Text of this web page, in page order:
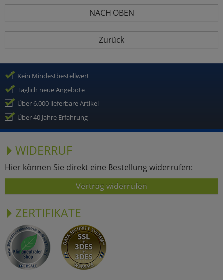
NACH OBEN
Zurück
Kein Mindestbestellwert
Täglich neue Angebote
Über 6.000 lieferbare Artikel
Über 40 Jahre Erfahrung
WIDERRUF
Hier können Sie direkt eine Bestellung widerrufen:
Vertrag widerrufen
ZERTIFIKATE